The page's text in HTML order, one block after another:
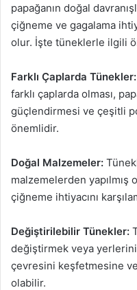
papağanın doğal
çiğneme ve gagalama
olur. İşte tüneklerle ilgili
Farklı Çaplarda Tünekler:
farklı çaplarda olması,
güçlendirmesi ve çeşitli
önemlidir.
Doğal Malzemeler:
malzemelerden yapılmış
çiğneme ihtiyacını
Değiştirilebilir Tünekler:
değiştirmek veya yerlerini
çevresini keşfetmesine
olabilir.